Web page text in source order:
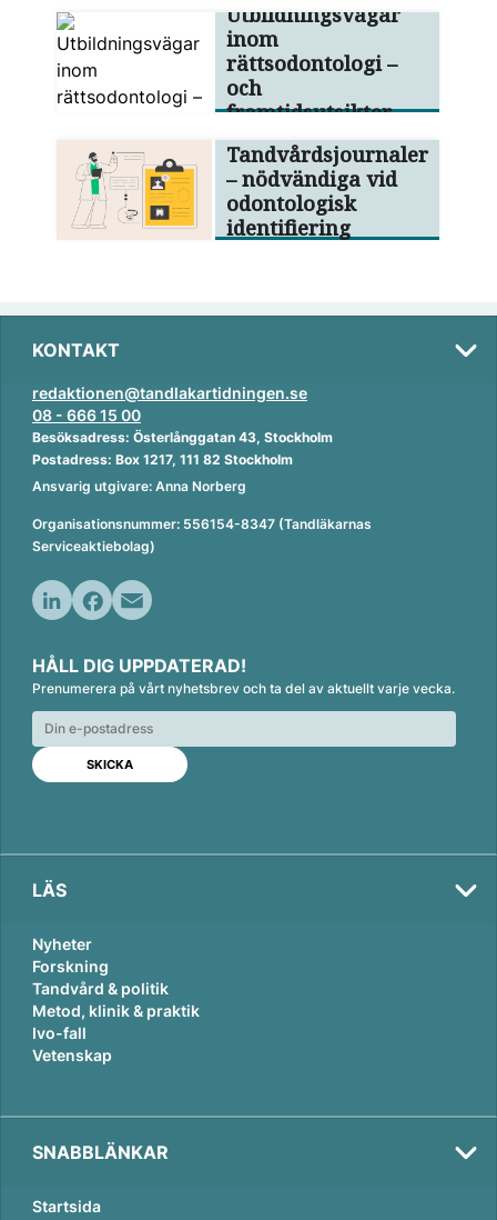
Utbildningsvägar
inom
rättsodontologi –
och
framtidsutsikter
Tandvårdsjournaler
– nödvändiga vid
odontologisk
identifiering
KONTAKT
redaktionen@tandlakartidningen.se
08 - 666 15 00
Besöksadress: Österlånggatan 43, Stockholm
Postadress: Box 1217, 111 82 Stockholm
Ansvarig utgivare: Anna Norberg
Organisationsnummer: 556154-8347 (Tandläkarnas
Serviceaktiebolag)
n
k
e
d
n
c
e
b
o
o
k
a
i
l
HÅLL DIG UPPDATERAD!
Prenumerera på vårt nyhetsbrev och ta del av aktuellt varje vecka.
LÄS
Nyheter
Forskning
Tandvård & politik
Metod, klinik & praktik
Ivo-fall
Vetenskap
SNABBLÄNKAR
Startsida